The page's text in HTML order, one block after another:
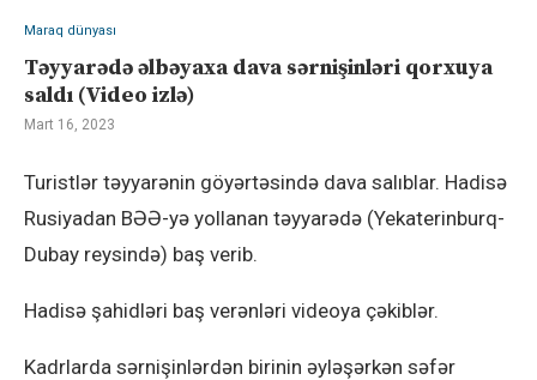
Maraq dünyası
Təyyarədə əlbəyaxa dava sərnişinləri qorxuya
saldı (Video izlə)
Mart 16, 2023
Turistlər təyyarənin göyərtəsində dava salıblar. Hadisə
Rusiyadan BƏƏ-yə yollanan təyyarədə (Yekaterinburq-
Dubay reysində) baş verib.
Hadisə şahidləri baş verənləri videoya çəkiblər.
Kadrlarda sərnişinlərdən birinin əyləşərkən səfər